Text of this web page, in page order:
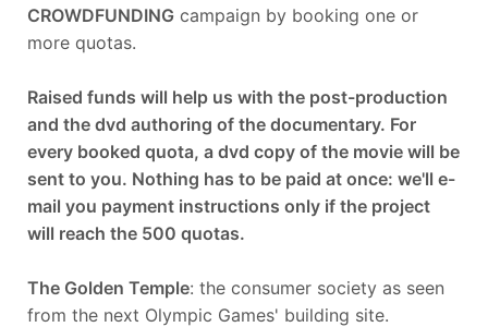
CROWDFUNDING campaign by booking one or
more quotas.
Raised funds will help us with the post-production
and the dvd authoring of the documentary. For
every booked quota, a dvd copy of the movie will be
sent to you. Nothing has to be paid at once: we'll e-
mail you payment instructions only if the project
will reach the 500 quotas.
The Golden Temple: the consumer society as seen
from the next Olympic Games' building site.